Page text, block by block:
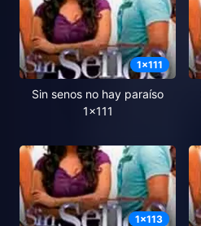
1x111
Sin senos no hay paraíso
1x111
1x113